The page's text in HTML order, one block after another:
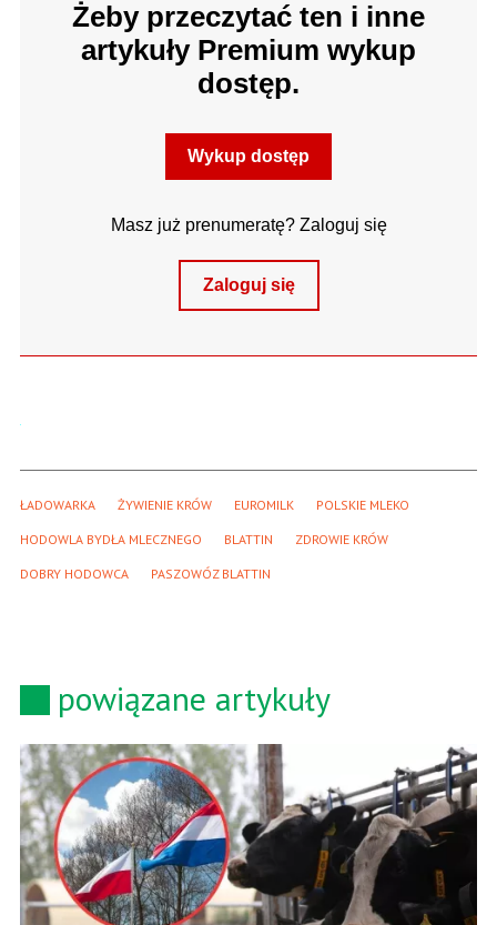
Żeby przeczytać ten i inne
artykuły Premium wykup
dostęp.
Wykup dostęp
Masz już prenumeratę? Zaloguj się
Zaloguj się
ŁADOWARKA ŻYWIENIE KRÓW EUROMILK POLSKIE MLEKO
HODOWLA BYDŁA MLECZNEGO BLATTIN ZDROWIE KRÓW
DOBRY HODOWCA PASZOWÓZ BLATTIN
powiązane artykuły